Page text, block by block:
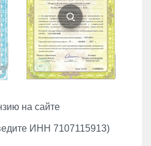
на сайте
ИНН 7107115913)